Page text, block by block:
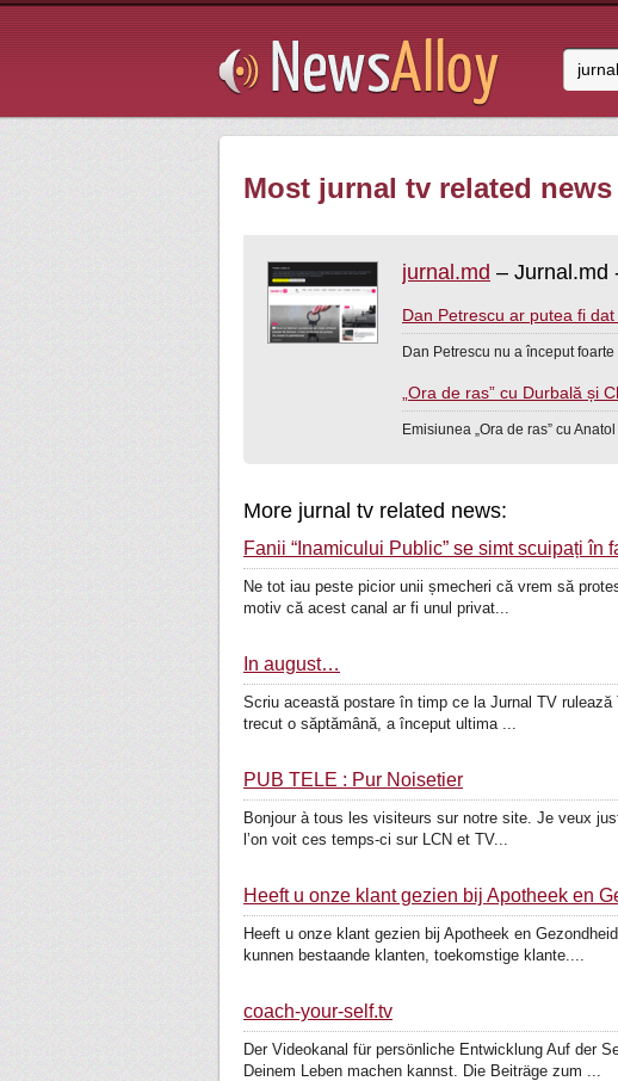
Most jurnal tv related news
jurnal.md – Jurnal.md
Dan Petrescu ar putea fi
Dan Petrescu nu a început
„Ora de ras” cu Durbală și
Emisiunea „Ora de ras” cu
More jurnal tv related news:
Fanii “Inamicului Public” se simt scuipați în
Ne tot iau peste picior unii șmecheri că vrem să
motiv că acest canal ar fi unul privat...
În august…
Scriu această postare în timp ce la Jurnal TV
trecut o săptămână, a început ultima ...
PUB TÉLÉ : Pur Noisetier
Bonjour à tous les visiteurs sur notre site. Je veux
l’on voit ces temps-ci sur LCN et TV...
Heeft u onze klant gezien bij Apotheek en
Heeft u onze klant gezien bij Apotheek en
kunnen bestaande klanten, toekomstige klante....
coach-your-self.tv
Der Videokanal für persönliche Entwicklung Auf der
Deinem Leben machen kannst. Die Beiträge zum ...